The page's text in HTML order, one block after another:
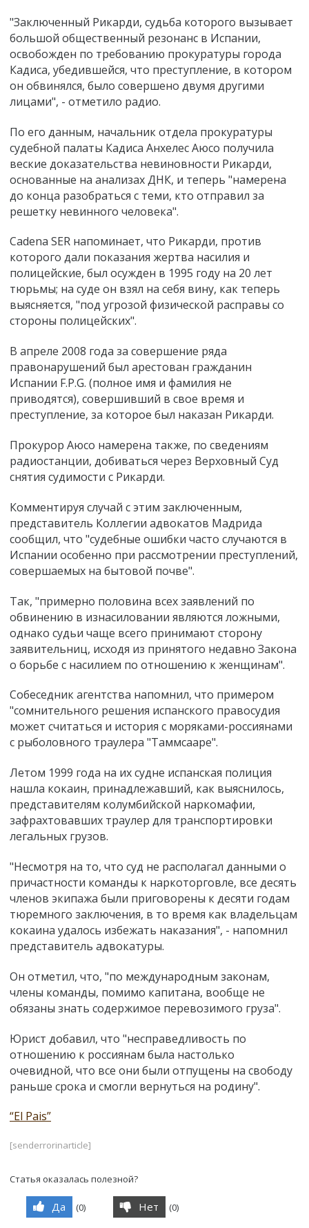
"Заключенный Рикарди, судьба которого вызывает
большой общественный резонанс в Испании,
освобожден по требованию прокуратуры города
Кадиса, убедившейся, что преступление, в котором
он обвинялся, было совершено двумя другими
лицами", - отметило радио.
По его данным, начальник отдела прокуратуры
судебной палаты Кадиса Анхелес Аюсо получила
веские доказательства невиновности Рикарди,
основанные на анализах ДНК, и теперь "намерена
до конца разобраться с теми, кто отправил за
решетку невинного человека".
Cadena SER напоминает, что Рикарди, против
которого дали показания жертва насилия и
полицейские, был осужден в 1995 году на 20 лет
тюрьмы; на суде он взял на себя вину, как теперь
выясняется, "под угрозой физической расправы со
стороны полицейских".
В апреле 2008 года за совершение ряда
правонарушений был арестован гражданин
Испании F.P.G. (полное имя и фамилия не
приводятся), совершивший в свое время и
преступление, за которое был наказан Рикарди.
Прокурор Аюсо намерена также, по сведениям
радиостанции, добиваться через Верховный Суд
снятия судимости с Рикарди.
Комментируя случай с этим заключенным,
представитель Коллегии адвокатов Мадрида
сообщил, что "судебные ошибки часто случаются в
Испании особенно при рассмотрении преступлений,
совершаемых на бытовой почве".
Так, "примерно половина всех заявлений по
обвинению в изнасиловании являются ложными,
однако судьи чаще всего принимают сторону
заявительниц, исходя из принятого недавно Закона
о борьбе с насилием по отношению к женщинам".
Собеседник агентства напомнил, что примером
"сомнительного решения испанского правосудия
может считаться и история с моряками-россиянами
с рыболовного траулера "Таммсааре".
Летом 1999 года на их судне испанская полиция
нашла кокаин, принадлежавший, как выяснилось,
представителям колумбийской наркомафии,
зафрахтовавших траулер для транспортировки
легальных грузов.
"Несмотря на то, что суд не располагал данными о
причастности команды к наркоторговле, все десять
членов экипажа были приговорены к десяти годам
тюремного заключения, в то время как владельцам
кокаина удалось избежать наказания", - напомнил
представитель адвокатуры.
Он отметил, что, "по международным законам,
члены команды, помимо капитана, вообще не
обязаны знать содержимое перевозимого груза".
Юрист добавил, что "несправедливость по
отношению к россиянам была настолько
очевидной, что все они были отпущены на свободу
раньше срока и смогли вернуться на родину".
“El Pais”
[senderrorinarticle]
Статья оказалась полезной?
Да (0) Нет (0)